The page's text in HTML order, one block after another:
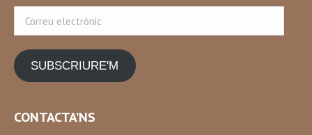
electrònic
SUBSCRIURE'M
CONTACTA’NS